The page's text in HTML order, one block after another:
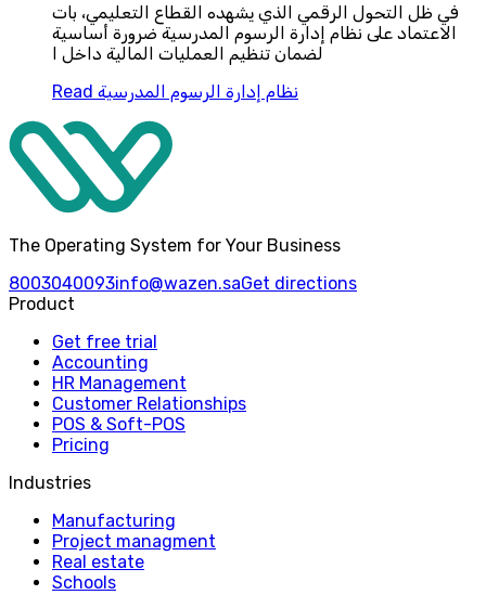
في ظل التحول الرقمي الذي يشهده القطاع التعليمي، بات
الاعتماد على نظام إدارة الرسوم المدرسية ضرورة أساسية
لضمان تنظيم العمليات المالية داخل ا
Read نظام إدارة الرسوم المدرسية
The Operating System for Your Business
8003040093info@wazen.saGet directions
Product
Get free trial
Accounting
HR Management
Customer Relationships
POS & Soft-POS
Pricing
Industries
Manufacturing
Project managment
Real estate
Schools